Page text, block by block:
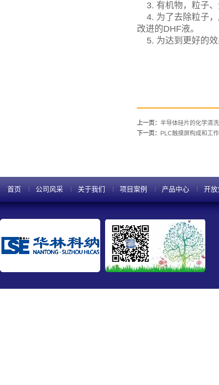
3. 有机物，粒子、
4. 为了去除粒子，
改进的DHF液。
5. 为达到更好的效
上一页： 半导体硅片的化学清
下一页：
PLC触摸屏构成和工
首页 公司风采 关于我们 项目案例 产品中心 开放